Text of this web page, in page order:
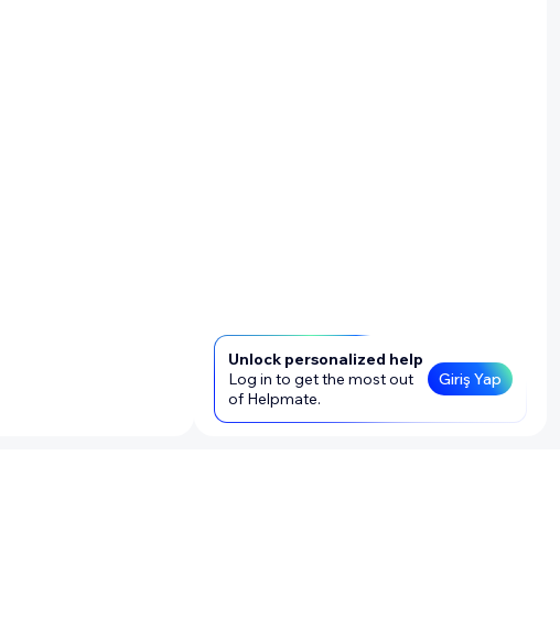
Unlock personalized help
Log in to get the most out
of Helpmate.
Giriş Yap